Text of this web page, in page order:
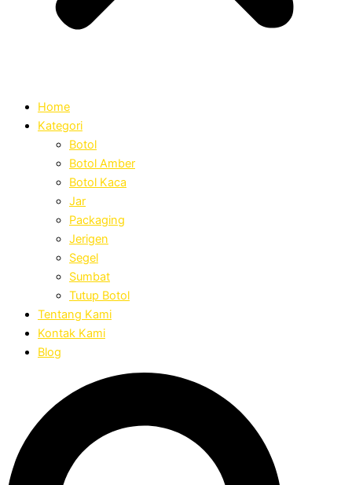
Home
Kategori
Botol
Botol Amber
Botol Kaca
Jar
Packaging
Jerigen
Segel
Sumbat
Tutup Botol
Tentang Kami
Kontak Kami
Blog